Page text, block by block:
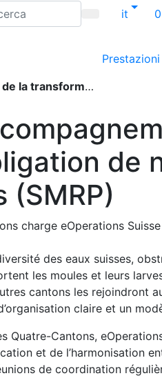
it
Prestazioni
de nettoyage des navires (SMRP)
de
charge eOperations
des eaux suisses,
les moules et leurs
cantons les rejoindront
claire et un
Cantons,
et de l’harmonisation
de coordination